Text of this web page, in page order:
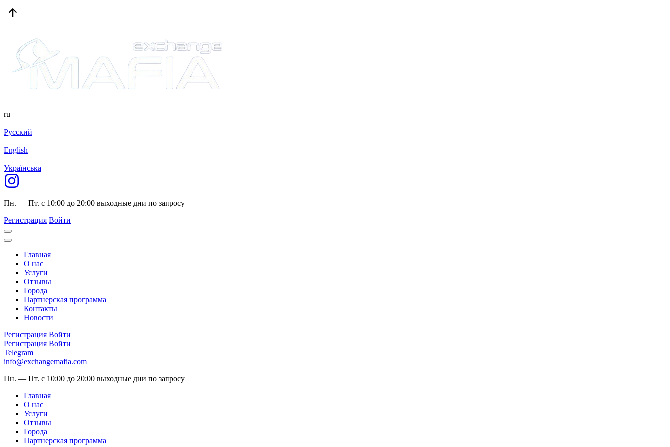
ru
Русский
English
Українська
Пн. — Пт. с 10:00 до 20:00 выходные дни по запросу
Регистрация Войти
Главная
О нас
Услуги
Отзывы
Города
Партнерская программа
Контакты
Новости
Регистрация Войти
Регистрация Войти
Telegram
info@exchangemafia.com
Пн. — Пт. с 10:00 до 20:00 выходные дни по запросу
Главная
О нас
Услуги
Отзывы
Города
Партнерская программа